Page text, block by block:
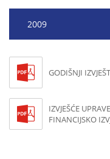
2009
GODIŠNJI
IZVJEŠĆE
FINANCIJSKO